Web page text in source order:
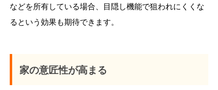
などを所有している場合、目隠し機能で狙われにくくな
るという効果も期待できます。
家の意匠性が高まる